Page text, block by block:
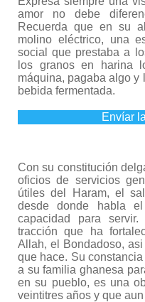
amor no debe
Recuerda que en su
molino eléctrico, una
social que prestaba a
los granos en harina
máquina, pagaba algo y
bebida fermentada.
Envíar
Con su constitución
oficios de servicios
útiles del Haram, el
desde donde habla
capacidad para
tracción que ha
Allah, el Bondadoso,
que hace. Su
a su familia ghanesa
en su pueblo, es una
veintitres años y que